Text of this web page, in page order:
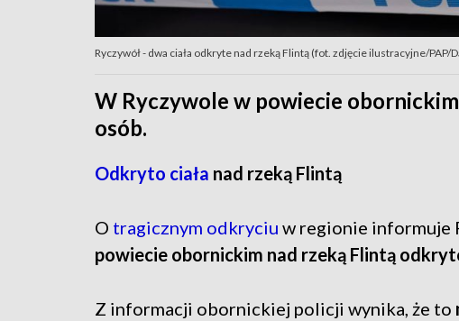
Ryczywół - dwa ciała odkryte nad rzeką Flintą (fot. zdjęcie ilustracyjne/PAP/
W Ryczywole w powiecie
osób.
Odkryto ciała nad rzeką Flintą
O tragicznym odkryciu w regionie informuje
powiecie obornickim nad rzeką Flintą
Z informacji obornickiej policji wynika, że to